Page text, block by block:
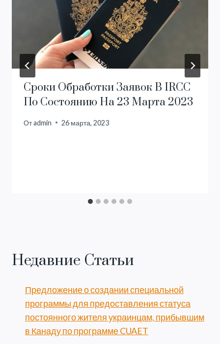
Сроки Обработки Заявок В IRCC
По Состоянию На 23 Марта 2023
Отadmin 26 марта, 2023
Недавние Статьи
Предложение о создании специальной
программы для предоставления статуса
постоянного жителя украинцам, прибывшим
в Канаду по программе CUAET